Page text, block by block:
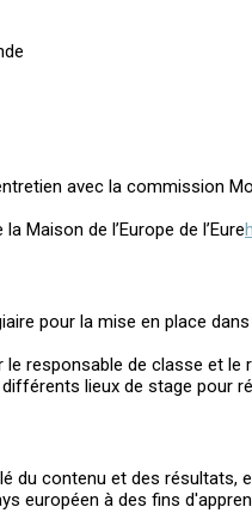
avec la commission
Maison de l’Europe de l’Eure
pour la mise en place
responsable de classe et le
lieux de stage pour
du contenu et des
européen à des fins